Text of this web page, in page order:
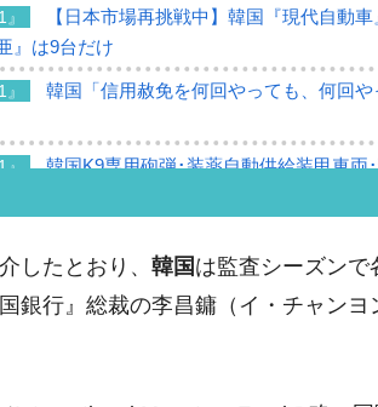
【日本市場再挑戦中】韓国『現代自動
』は9台だけ
韓国「信用赦免を何回やっても、何回
韓国K9専用砲弾･装薬自動供給装甲車両
韓国･李在明「青年層の雇用状況が悪い
』 【韓国の外貨準備】2026年07月は4,279
したとおり、 韓国 は監査シーズンで
銀行』総裁の李昌鏞（イ・チャン